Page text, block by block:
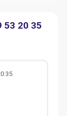
53 20 35